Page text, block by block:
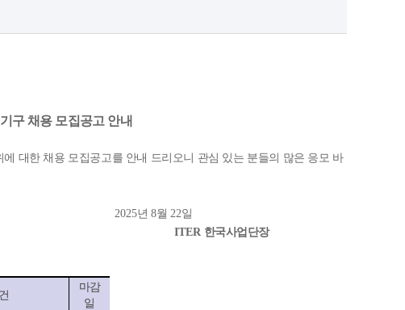
기구 채용 모집공고 안내
대한 채용 모집공고를 안내 드리오니 관심 있는 분들의 많은 응모 바
2025년 8월 22일
한국사업단장
마감
일